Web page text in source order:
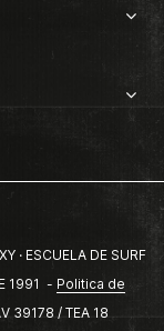
· ESCUELA DE SURF
1991 - Politica de
39178 / TEA 18